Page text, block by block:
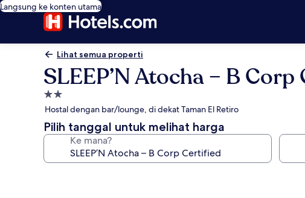
Langsung ke konten utama
Lihat semua properti
SLEEP’N Atocha – B
Properti
bintang
2.0
Hostal dengan bar/lounge, di dekat Taman El Retiro
Pilih tanggal untuk melihat harga
Ke mana?